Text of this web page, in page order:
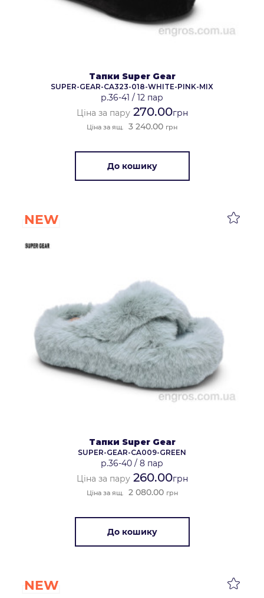
Тапки Super Gear
SUPER-GEAR-CA323-018-WHITE-PINK-MIX
р.36-41 / 12 пар
Ціна за пару270.00грн
Ціна за ящ. 3 240.00 грн
До кошику
NEW
Тапки Super Gear
SUPER-GEAR-CA009-GREEN
р.36-40 / 8 пар
Ціна за пару260.00грн
Ціна за ящ. 2 080.00 грн
До кошику
NEW